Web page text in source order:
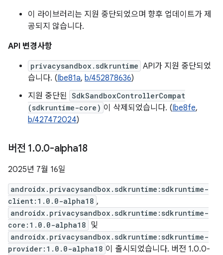
이 라이브러리는 지원 중단되었으며 향후 업데이트가 제
공되지 않습니다.
API 변경사항
privacysandbox.sdkruntime API가 지원 중단되었
습니다. (Ibe81a, b/452878636)
지원 중단된 SdkSandboxControllerCompat
(sdkruntime-core) 이 삭제되었습니다. (Ibe8fe,
b/427472024)
버전 1.0.0-alpha18
2025년 7월 16일
androidx.privacysandbox.sdkruntime:sdkruntime-
client:1.0.0-alpha18 ,
androidx.privacysandbox.sdkruntime:sdkruntime-
core:1.0.0-alpha18 및
androidx.privacysandbox.sdkruntime:sdkruntime-
provider:1.0.0-alpha18 이 출시되었습니다. 버전 1.0.0-